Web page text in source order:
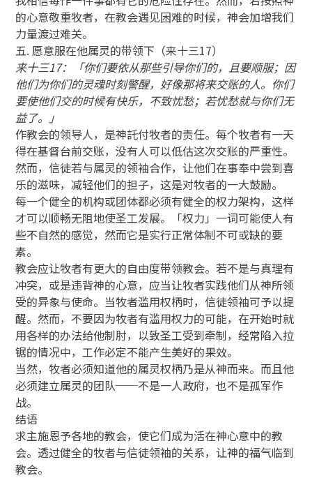
的心意敬重牧者，在教会遇见困难的时候，神会加增我们
力量渡过难关。
五. 愿意服在他属灵的带领下（来十三17）
来十三17：「你们要依从那些引导你们的，且要顺服；因
他们为你们的灵魂时刻警醒，好像那将来交账的人。你们
要使他们交的时候有快乐，不致忧愁；若忧愁就与你们无
益了。」
作教会的领导人，是神託付牧者的责任。每个牧者有一天
得在基督台前交账，没有人可以低估这次交账的严重性。
然而，信徒若与属灵的领袖合作，让他们在事奉中尝到喜
乐的滋味，减轻他们的担子，这是对牧者的一大鼓励。
每一个健全的机构或团体都必须有健全的权力架构，这样
才可以顺畅无阻地使圣工发展。「权力」一词可能使人有
些不自然的感觉，然而它是实行正常体制不可或缺的要
素。
教会应让牧者有更大的自由度带领教会。若不是与真理有
冲突，或是违背神的心意，应当让牧者实践他们从神所领
受的异象与使命。当牧者滥用权柄时，信徒领袖可予以提
醒。然而，不要因为牧者有滥用权力的可能，在开始时就
用各样的办法给他制肘，以致圣工受到牵制，经常陷入拉
锯的情况中，工作必定不能产生美好的果效。
当然，牧者必须知道他的属灵权柄乃是从神而来。而且他
必须建立属灵的团队──不是一人政府，也不是孤军作
战。
结语
求主施恩予各地的教会，使它们成为活在神心意中的教
会。透过健全的牧者与信徒领袖的关系，让神的福气临到
教会。